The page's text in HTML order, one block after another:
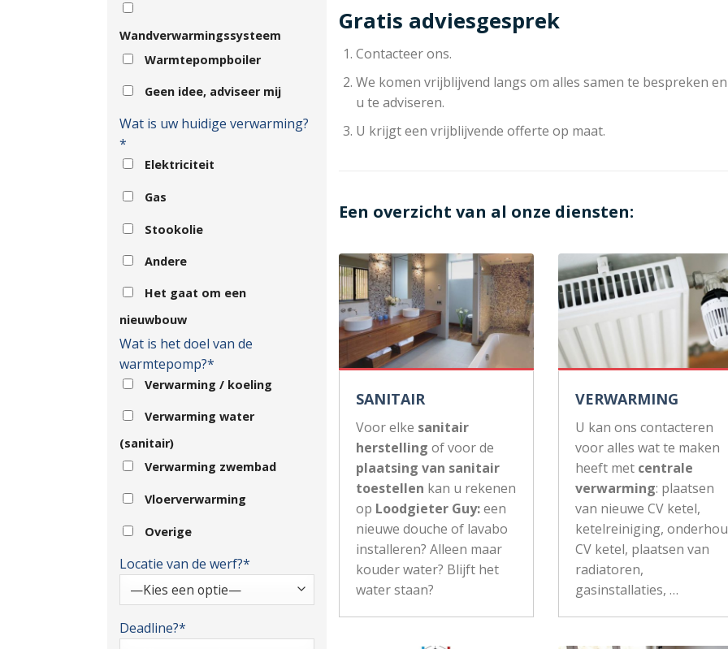
Wandverwarmingssysteem
Warmtepompboiler
Geen idee, adviseer mij
Wat is uw huidige verwarming?
*
Elektriciteit
Gas
Stookolie
Andere
Het gaat om een
nieuwbouw
Wat is het doel van de
warmtepomp?*
Verwarming / koeling
Verwarming water
(sanitair)
Verwarming zwembad
Vloerverwarming
Overige
Locatie van de werf?*
Deadline?*
Gratis adviesgesprek
Contacteer ons.
We komen vrijblijvend langs om alles samen te bespreken
u te adviseren.
U krijgt een vrijblijvende offerte op maat.
Een overzicht van al onze diensten:
SANITAIR
Voor elke sanitair
herstelling of voor de
plaatsing van sanitair
toestellen kan u rekenen
op Loodgieter Guy:een
nieuwe douche of lavabo
installeren? Alleen maar
kouder water? Blijft het
water staan?
VERWARMING
U kan ons contacteren
voor alles wat te maken
heeft met centrale
verwarming: plaatsen
van nieuwe CV ketel,
ketelreiniging,
CV ketel, plaatsen van
radiatoren,
gasinstallaties, …